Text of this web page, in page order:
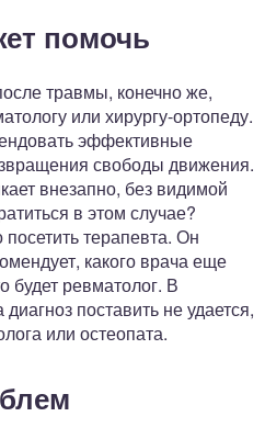
помочь
травмы, конечно же,
или хирургу-ортопеду.
эффективные
свободы движения.
внезапно, без видимой
в этом случае?
терапевта. Он
какого врача еще
будет ревматолог. В
поставить не удается,
или остеопата.